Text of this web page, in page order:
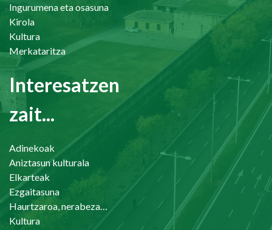
Ingurumena eta osasuna
Kirola
Kultura
Merkataritza
Interesatzen
zait...
Adinekoak
Aniztasun kulturala
Elkarteak
Ezgaitasuna
Kultura